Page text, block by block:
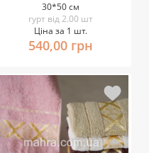
30*50 см
гурт від 2.00 шт
Ціна за 1 шт.
540,00 грн